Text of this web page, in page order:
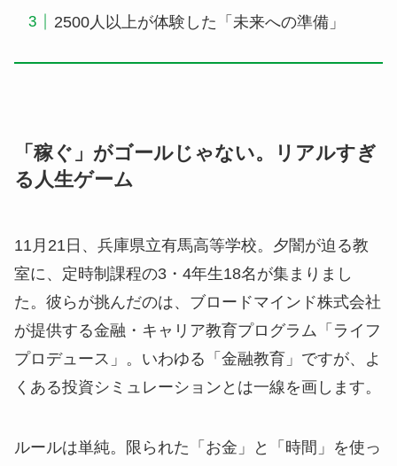
2500人以上が体験した「未来への準備」
「稼ぐ」がゴールじゃない。リアルすぎ
る人生ゲーム
11月21日、兵庫県立有馬高等学校。夕闇が迫る教
室に、定時制課程の3・4年生18名が集まりまし
た。彼らが挑んだのは、ブロードマインド株式会社
が提供する金融・キャリア教育プログラム「ライフ
プロデュース」。いわゆる「金融教育」ですが、よ
くある投資シミュレーションとは一線を画します。
ルールは単純。限られた「お金」と「時間」を使っ